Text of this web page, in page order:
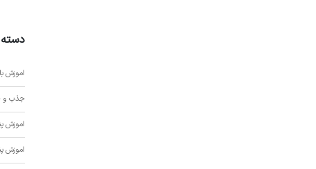
اموزش
جذب و
اموزش
اموزش